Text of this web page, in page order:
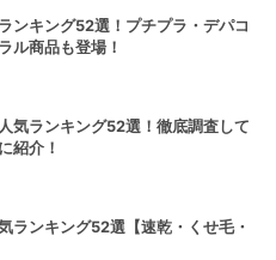
ンキング52選！プチプラ・デパコ
ル商品も登場！
気ランキング52選！徹底調査して
紹介！
ランキング52選【速乾・くせ毛・